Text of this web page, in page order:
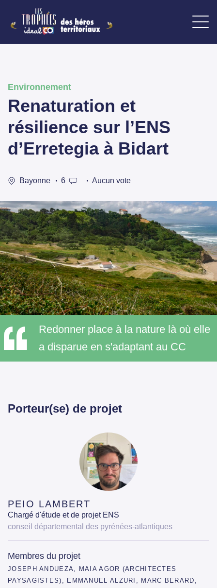
Environnement
Renaturation et
résilience sur l’ENS
d’Erretegia à Bidart
Bayonne 6 Aucun vote
Redonner place à la nature là où elle
a disparue en s'adaptant au CC
Porteur(se) de projet
PEIO LAMBERT
Chargé d'étude et de projet ENS
conseil départemental des pyrénées-atlantiques
Membres du projet
JOSEPH ANDUEZA, MAIA AGOR (ARCHITECTES
PAYSAGISTES), EMMANUEL ALZURI, MARC BERARD,